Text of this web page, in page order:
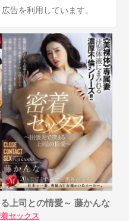
告を利用しています。
上司との情愛～ 藤かんな
セックス